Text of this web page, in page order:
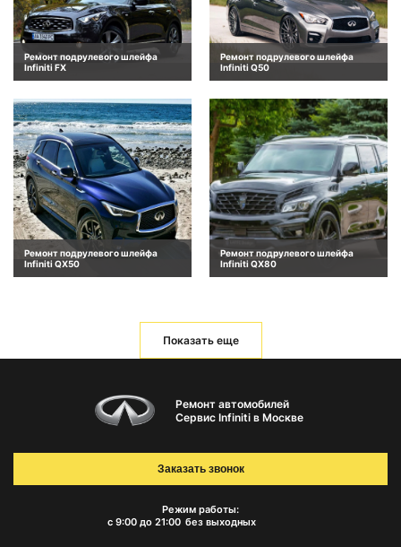
Ремонт подрулевого шлейфа
Infiniti FX
Ремонт подрулевого шлейфа
Infiniti Q50
Ремонт подрулевого шлейфа
Infiniti QX50
Ремонт подрулевого шлейфа
Infiniti QX80
Показать еще
Ремонт автомобилей
Сервис Infiniti в Москве
Режим работы:
с 9:00 до 21:00 без выходных
Заказать звонок